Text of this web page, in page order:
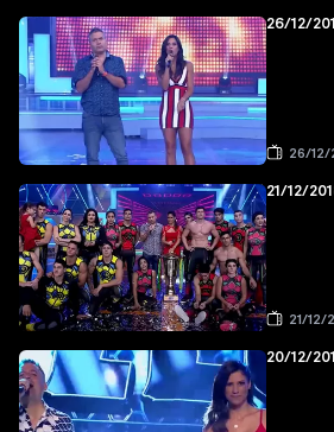
26/12/
26/12/
21/12/
21/12/
20/12/